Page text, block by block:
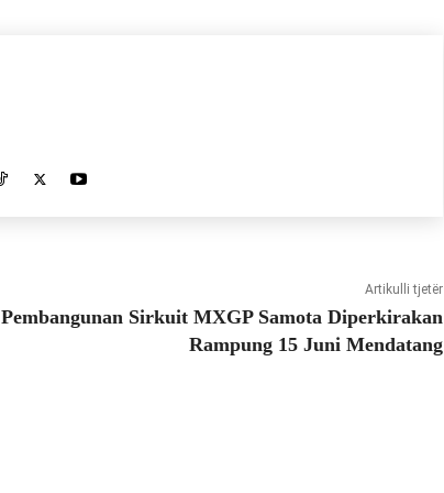
Artikulli tjetër
Pembangunan Sirkuit MXGP Samota Diperkirakan
Rampung 15 Juni Mendatang